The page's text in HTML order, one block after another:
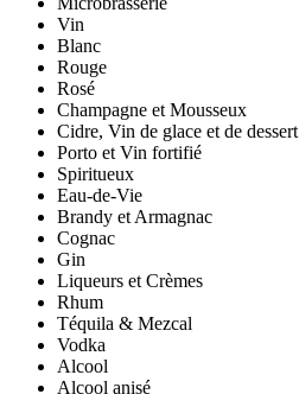
Vin
Blanc
Rouge
Rosé
Champagne et Mousseux
Cidre, Vin de glace et de dessert
Porto et Vin fortifié
Spiritueux
Eau-de-Vie
Brandy et Armagnac
Cognac
Gin
Liqueurs et Crèmes
Rhum
Téquila & Mezcal
Vodka
Alcool
Alcool anisé